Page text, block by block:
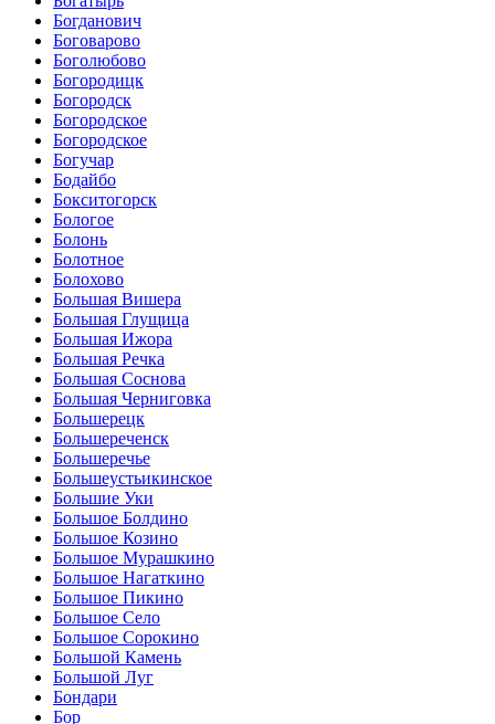
Богданович
Боговарово
Боголюбово
Богородицк
Богородск
Богородское
Богородское
Богучар
Бодайбо
Бокситогорск
Бологое
Болонь
Болотное
Болохово
Большая Вишера
Большая Глущица
Большая Ижора
Большая Речка
Большая Соснова
Большая Черниговка
Большерецк
Большереченск
Большеречье
Большеустьикинское
Большие Уки
Большое Болдино
Большое Козино
Большое Мурашкино
Большое Нагаткино
Большое Пикино
Большое Село
Большое Сорокино
Большой Камень
Большой Луг
Бондари
Бор